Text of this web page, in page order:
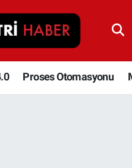
Proses Otomasyonu